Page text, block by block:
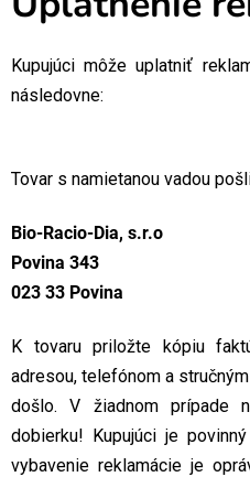
Kupujúci môže uplatniť
následovne:
Tovar s namietanou vadou
Bio-Racio-Dia, s.r.o
Povina 343
023 33 Povina
K tovaru priložte kópiu
adresou, telefónom a
došlo. V žiadnom prípade
dobierku! Kupujúci je
vybavenie reklamácie je